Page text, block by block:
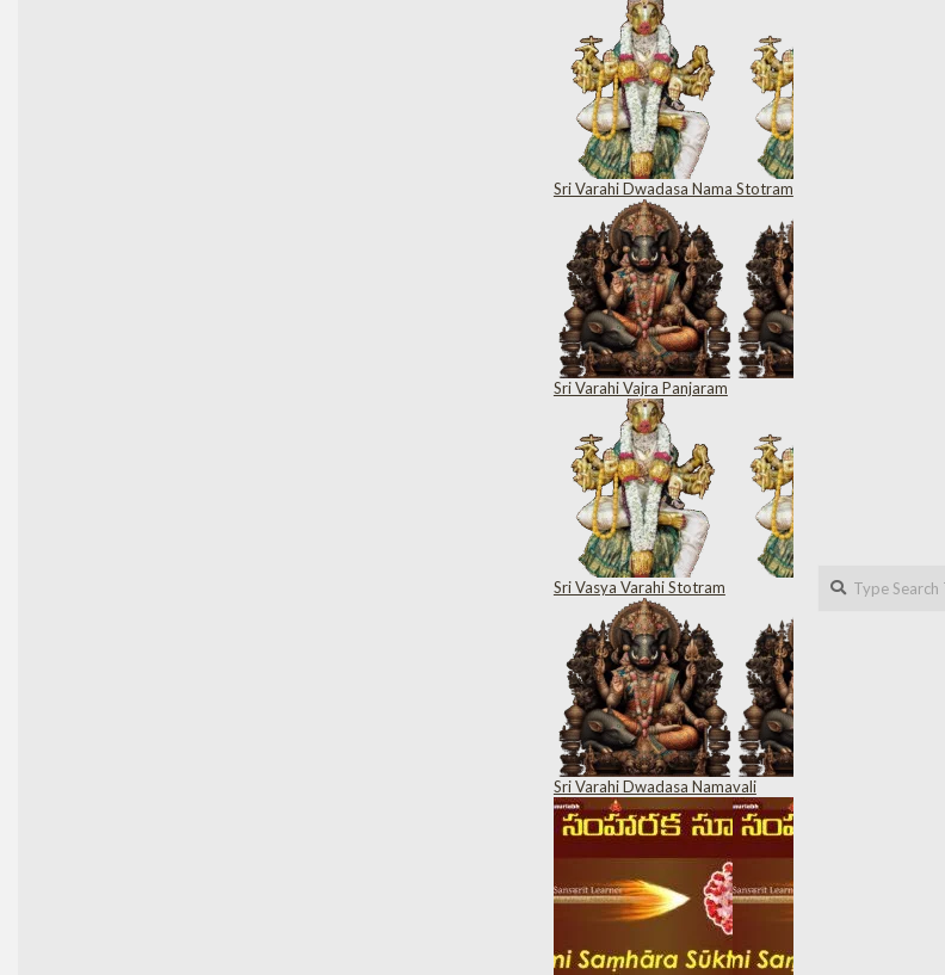
Sri Varahi Dwadasa Nama Stotram
Sri Varahi Vajra Panjaram
Sri Vasya Varahi Stotram
Sri Varahi Dwadasa Namavali